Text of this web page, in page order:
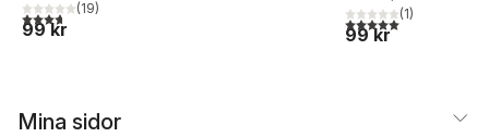
3,7utav 5 stjärnor. Totalt antal röster:
(19)
99 kr
5,0utav 5 stjärnor.
(1)
99 kr
Mina sidor